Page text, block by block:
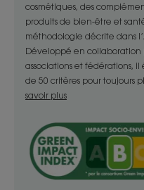
légère et nettoie
- Respecte : en
tous les types de
- Apaise : son parfum
des notes
et criste marine, pour
TEXTURE
cosmétiques, des
produits de bien-être et
méthodologie décrite dans
Développé en collaboration
associations et fédérations, il
de 50 critères pour toujours
savoir plus